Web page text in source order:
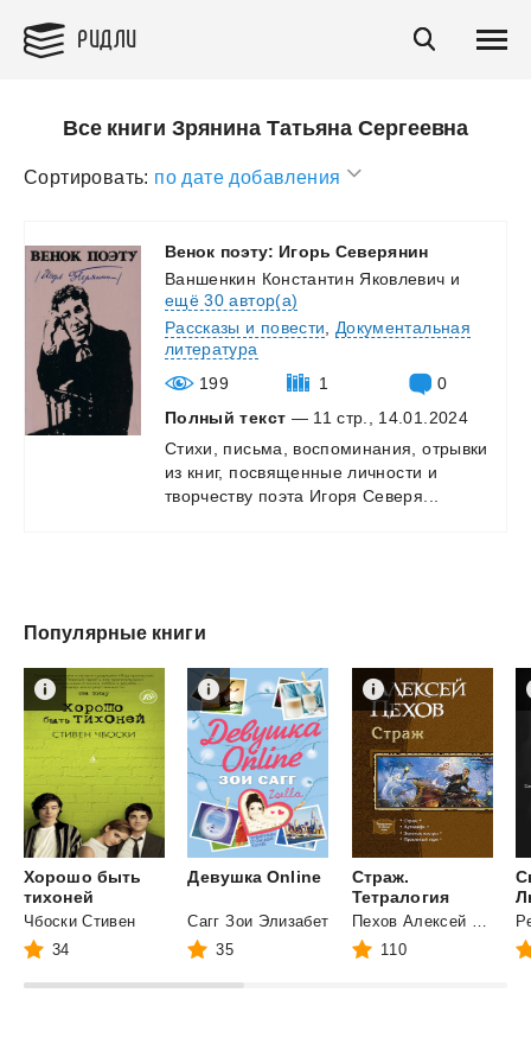
РИДЛИ
Все книги Зрянина Татьяна Сергеевна
Сортировать: по дате добавления
Венок поэту: Игорь Северянин
Ваншенкин Константин Яковлевич и
ещё 30 автор(а)
Рассказы и повести
Документальная
литература
199
1
0
Полный текст — 11 стр., 14.01.2024
Стихи,
письма, воспоминания,
отрывки
из книг, посвященные личности и
творчеству поэта Игоря Северя...
Популярные книги
Хорошо быть
тихоней
Чбоски Стивен
34
Девушка Online
Сагг Зои Элизабет
35
Страж.
Тетралогия
110